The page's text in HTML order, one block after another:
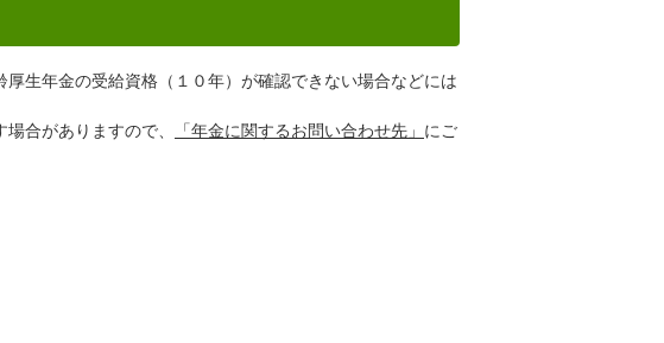
生年金の受給資格（１０年）が確認できない場合などには
合がありますので、
「年金に関するお問い合わせ先」 にご